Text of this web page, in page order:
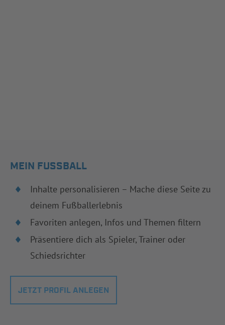
MEIN FUSSBALL
Inhalte personalisieren – Mache diese Seite zu
deinem Fußballerlebnis
Favoriten anlegen, Infos und Themen filtern
Präsentiere dich als Spieler, Trainer oder
Schiedsrichter
JETZT PROFIL ANLEGEN